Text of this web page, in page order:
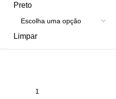
Preto
Limpar